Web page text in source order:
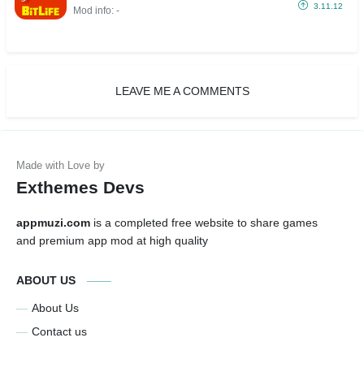
Mod info: - 3.11.12
LEAVE ME A COMMENTS
Exthemes Devs
appmuzi.com is a completed free website to share games
and premium app mod at high quality
ABOUT US
About Us
Contact us